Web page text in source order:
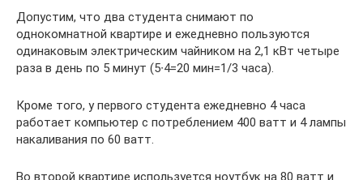
Допустим, что два студента снимают по
однокомнатной квартире и ежедневно пользуются
одинаковым электрическим чайником на 2,1 кВт четыре
раза в день по 5 минут (5∙4=20 мин=1/3 часа).
Кроме того, у первого студента ежедневно 4 часа
работает компьютер с потреблением 400 ватт и 4 лампы
накаливания по 60 ватт.
Во второй квартире используется ноутбук на 80 ватт и